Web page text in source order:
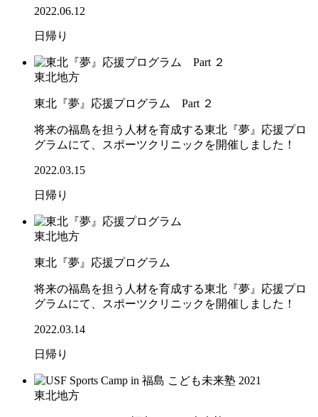
2022.06.12
日帰り
東北地方
東北『夢』応援プログラム Part ２
将来の福島を担う人材を育成する東北『夢』応援プロ
グラムにて、スポーツクリニックを開催しました！
2022.03.15
日帰り
東北地方
東北『夢』応援プログラム
将来の福島を担う人材を育成する東北『夢』応援プロ
グラムにて、スポーツクリニックを開催しました！
2022.03.14
日帰り
東北地方